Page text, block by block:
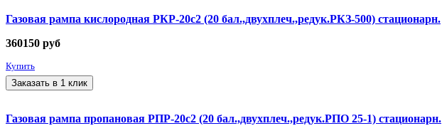
Газовая рампа кислородная РКР-20с2 (20 бал.,двухплеч.,редук.РКЗ-500) стационарн.
360150 руб
Купить
Заказать в 1 клик
Газовая рампа пропановая РПР-20с2 (20 бал.,двухплеч.,редук.РПО 25-1) стационарн.